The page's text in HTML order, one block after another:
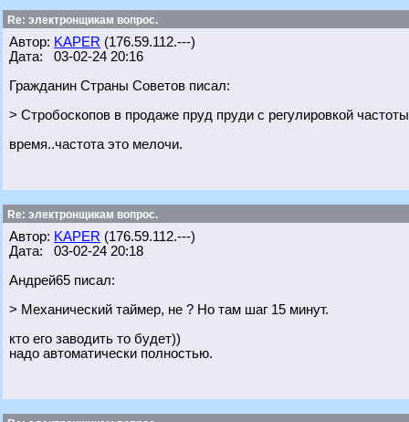
Re: электронщикам вопрос.
Автор: KAPER (176.59.112.---)
Дата: 03-02-24 20:16
Гражданин Страны Советов писал:
> Стробоскопов в продаже пруд пруди с регулировкой
время..частота это мелочи.
Re: электронщикам вопрос.
Автор: KAPER (176.59.112.---)
Дата: 03-02-24 20:18
Андрей65 писал:
> Механический таймер, не ? Но там шаг 15 минут.
кто его заводить то будет))
надо автоматически полностью.